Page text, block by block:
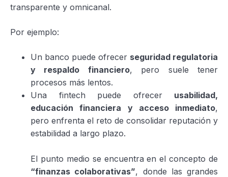
transparente y omnicanal.
Por ejemplo:
Un banco puede ofrecer seguridad regulatoria
y respaldo financiero, pero suele tener
procesos más lentos.
Una fintech puede ofrecer usabilidad,
educación financiera y acceso inmediato,
pero enfrenta el reto de consolidar reputación y
estabilidad a largo plazo.
El punto medio se encuentra en el concepto de
“finanzas colaborativas”, donde las grandes